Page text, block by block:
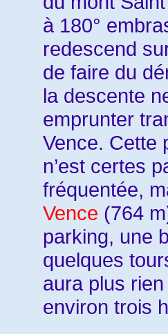
à 180°
redescend
de faire du
la descente
emprunter
Vence. Cette
n’est certes
fréquentée,
Vence (764 m
parking, une
quelques
aura plus
environ trois